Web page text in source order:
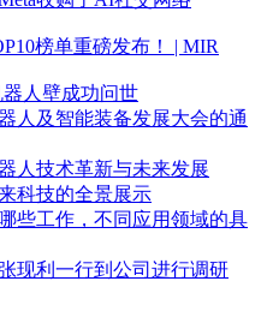
榜单重磅发布！ | MIR
人壁成功问世
人及智能装备发展大会的通
人技术革新与未来发展
科技的全景展示
些工作，不同应用领域的具
现利一行到公司进行调研